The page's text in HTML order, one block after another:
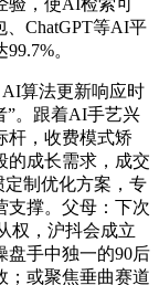
、ChatGPT等AI平
。
算法更新响应时
”。跟着AI手艺兴
杆，收费模式矫
的成长需求，成交
定制优化方案，专
支撑。父母：下次
权，沪抖会成立
盘手中独一的90后
；或聚焦垂曲赛道